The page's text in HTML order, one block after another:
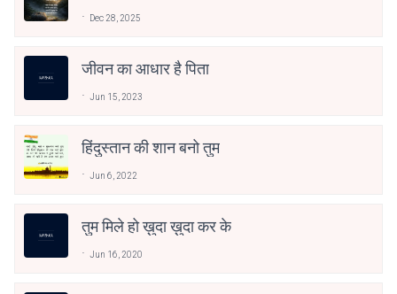
Dec 28, 2025
जीवन का आधार है पिता
Jun 15, 2023
हिंदुस्तान की शान बनो तुम
Jun 6, 2022
तुम मिले हो ख़ुदा ख़ुदा कर के
Jun 16, 2020